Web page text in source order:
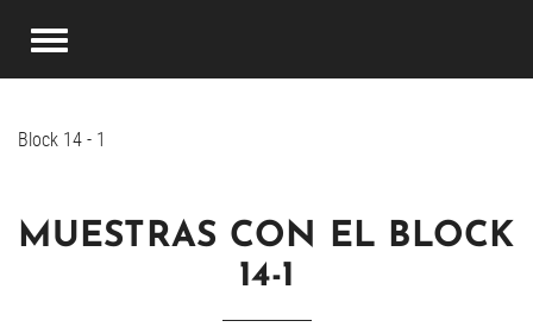
Block 14 - 1
MUESTRAS CON EL BLOCK
14-1